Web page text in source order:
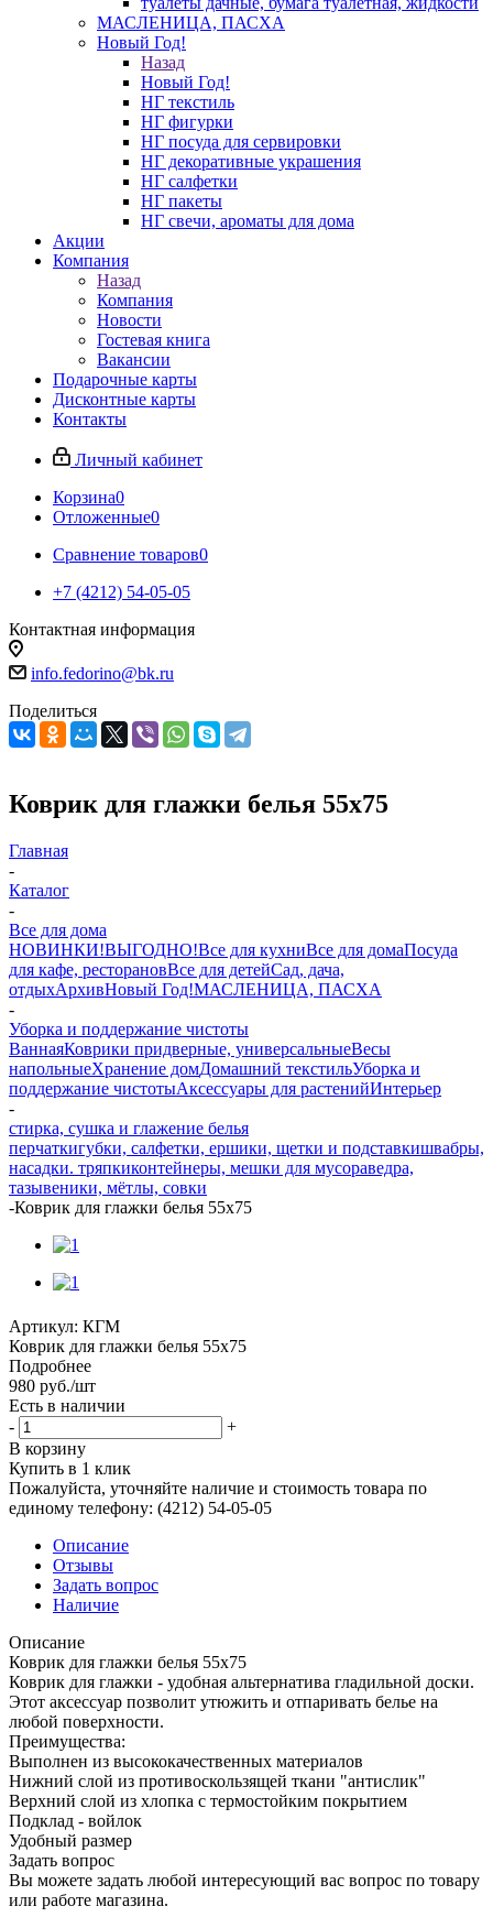
МАСЛЕНИЦА, ПАСХА
Новый Год!
Назад
Новый Год!
НГ текстиль
НГ фигурки
НГ посуда для сервировки
НГ декоративные украшения
НГ салфетки
НГ пакеты
НГ свечи, ароматы для дома
Акции
Компания
Назад
Компания
Новости
Гостевая книга
Вакансии
Подарочные карты
Дисконтные карты
Контакты
Личный кабинет
Корзина0
Отложенные0
Сравнение товаров0
+7 (4212) 54-05-05
Контактная информация
info.fedorino@bk.ru
Поделиться
Коврик для глажки белья 55х75
Главная
-
Каталог
-
Все для дома
НОВИНКИ!ВЫГОДНО!Все для кухниВсе для домаПосуда
для кафе, ресторановВсе для детейСад, дача,
отдыхАрхивНовый Год!МАСЛЕНИЦА, ПАСХА
-
Уборка и поддержание чистоты
ВаннаяКоврики придверные, универсальныеВесы
напольныеХранение домДомашний текстильУборка и
поддержание чистотыАксессуары для растенийИнтерьер
-
стирка, сушка и глажение белья
перчаткигубки, салфетки, ершики, щетки и подставкишвабры,
насадки. тряпкиконтейнеры, мешки для мусораведра,
тазывеники, мётлы, совки
-Коврик для глажки белья 55х75
Артикул: КГМ
Коврик для глажки белья 55х75
Подробнее
980 руб./шт
Есть в наличии
-
+
В корзину
Купить в 1 клик
Пожалуйста, уточняйте наличие и стоимость товара по
единому телефону: (4212) 54-05-05
Описание
Отзывы
Задать вопрос
Наличие
Описание
Коврик для глажки белья 55х75
Коврик для глажки - удобная альтернатива гладильной доски.
Этот аксессуар позволит утюжить и отпаривать белье на
любой поверхности.
Преимущества:
Выполнен из высококачественных материалов
Нижний слой из противоскользящей ткани "антислик"
Верхний слой из хлопка с термостойким покрытием
Подклад - войлок
Удобный размер
Задать вопрос
Вы можете задать любой интересующий вас вопрос по товару
или работе магазина.